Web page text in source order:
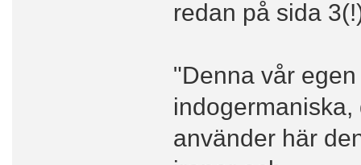
redan på sida
"Denna vår
använder här